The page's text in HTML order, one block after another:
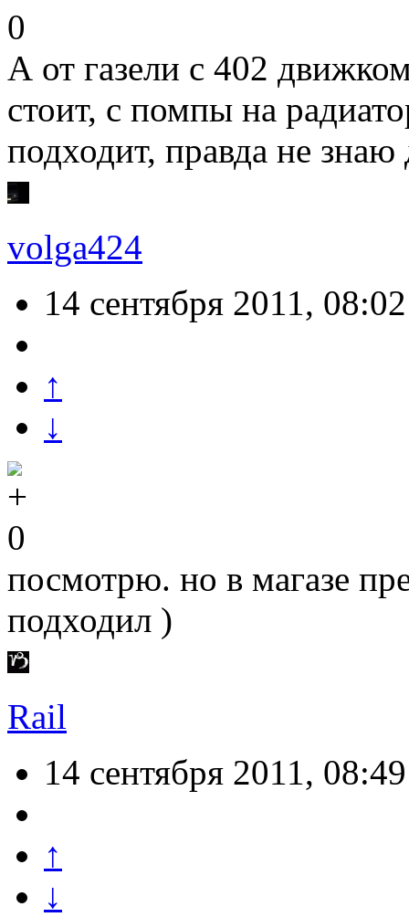
0
А от газели с 402
стоит, с помпы на
подходит, правда не
volga424
14 сентября 2011, 08:02
↑
↓
0
посмотрю. но в магазе
подходил )
Rail
14 сентября 2011, 08:49
↑
↓